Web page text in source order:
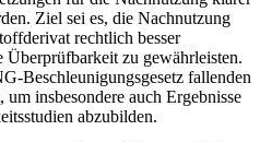
Ziel sei es, die Nachnutzung
rechtlich besser
zu gewährleisten.
-Beschleunigungsgesetz fallenden
insbesondere auch Ergebnisse
abzubilden.